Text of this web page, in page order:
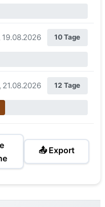
19.08.2026 10 Tage
21.08.2026 12 Tage
📤 Export